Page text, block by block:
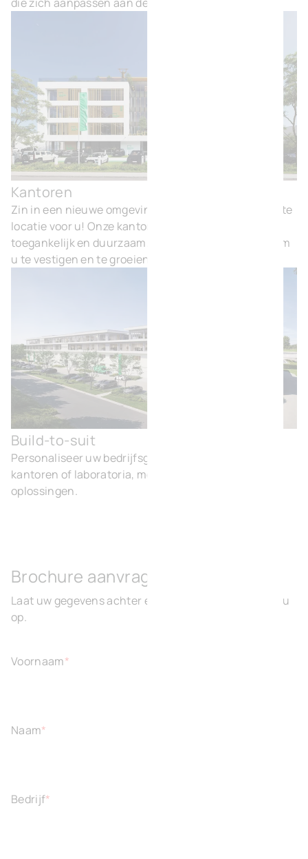
Kantoren
Zin in een nieuwe omgeving? BVI.EU heeft de perfecte
locatie voor u! Onze kantoren zijn comfortabel,
toegankelijk en duurzaam. Kortom, een ideale plek om
u te vestigen en te groeien.
Build-to-suit
Personaliseer uw bedrijfsgebouwen: magazijnen,
kantoren of laboratoria, met moderne en duurzame
oplossingen.
Brochure aanvragen
Laat uw gegevens achter en wij nemen contact met u
op.
Voornaam*
Naam*
Bedrijf*